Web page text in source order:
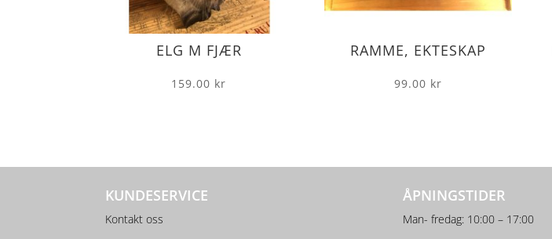
ELG M FJÆR
159.00 kr
RAMME, EKTESKAP
99.00 kr
KUNDESERVICE
Kontakt oss
ÅPNINGSTIDER
Man- fredag: 10:00 – 17:00